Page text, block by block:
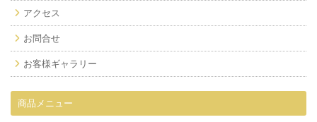
アクセス
お問合せ
お客様ギャラリー
商品メニュー